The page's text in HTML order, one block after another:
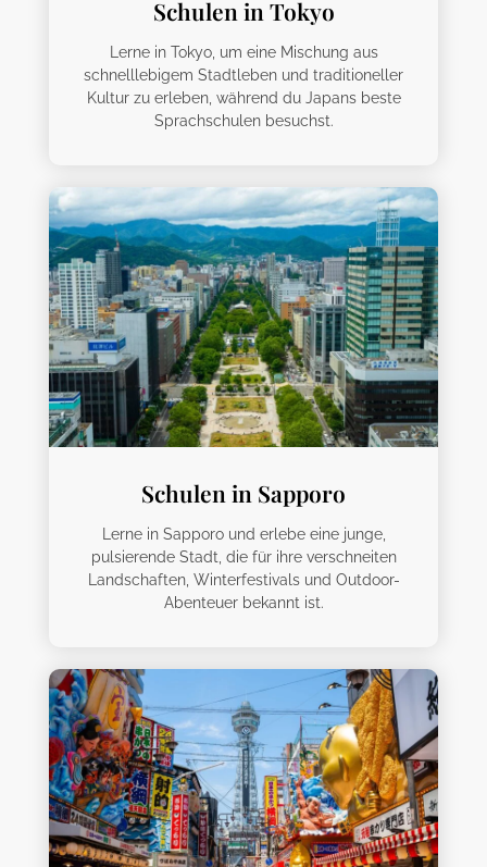
Schulen in Tokyo
Lerne in Tokyo, um eine Mischung aus
schnelllebigem Stadtleben und traditioneller
Kultur zu erleben, während du Japans beste
Sprachschulen besuchst.
Schulen in Sapporo
Lerne in Sapporo und erlebe eine junge,
pulsierende Stadt, die für ihre verschneiten
Landschaften, Winterfestivals und Outdoor-
Abenteuer bekannt ist.